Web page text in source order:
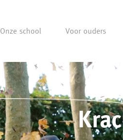
Onze school Voor ouders